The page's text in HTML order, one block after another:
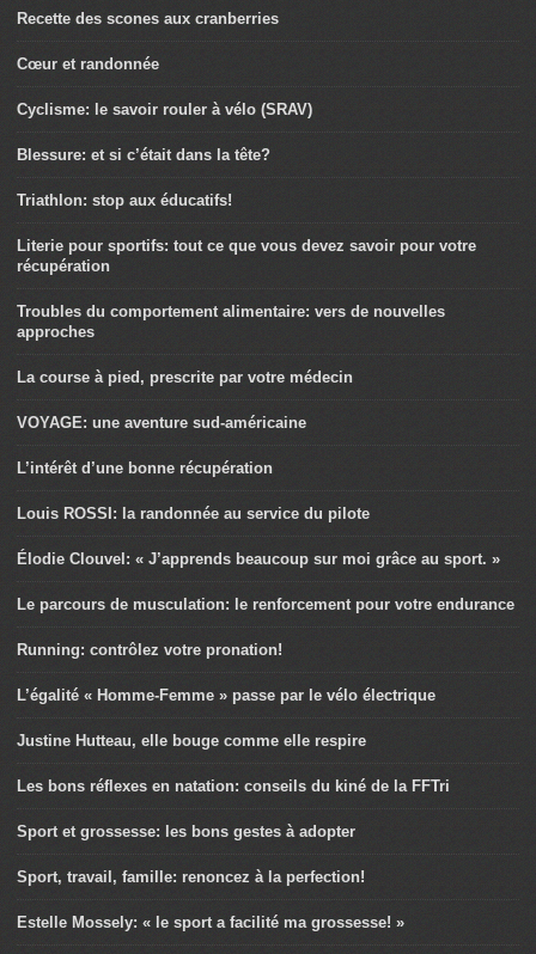
Recette des scones aux cranberries
Cœur et randonnée
Cyclisme: le savoir rouler à vélo (SRAV)
Blessure: et si c’était dans la tête?
Triathlon: stop aux éducatifs!
Literie pour sportifs: tout ce que vous devez savoir pour votre
récupération
Troubles du comportement alimentaire: vers de nouvelles
approches
La course à pied, prescrite par votre médecin
VOYAGE: une aventure sud-américaine
L’intérêt d’une bonne récupération
Louis ROSSI: la randonnée au service du pilote
Élodie Clouvel: « J’apprends beaucoup sur moi grâce au sport. »
Le parcours de musculation: le renforcement pour votre endurance
Running: contrôlez votre pronation!
L’égalité « Homme-Femme » passe par le vélo électrique
Justine Hutteau, elle bouge comme elle respire
Les bons réflexes en natation: conseils du kiné de la FFTri
Sport et grossesse: les bons gestes à adopter
Sport, travail, famille: renoncez à la perfection!
Estelle Mossely: « le sport a facilité ma grossesse! »